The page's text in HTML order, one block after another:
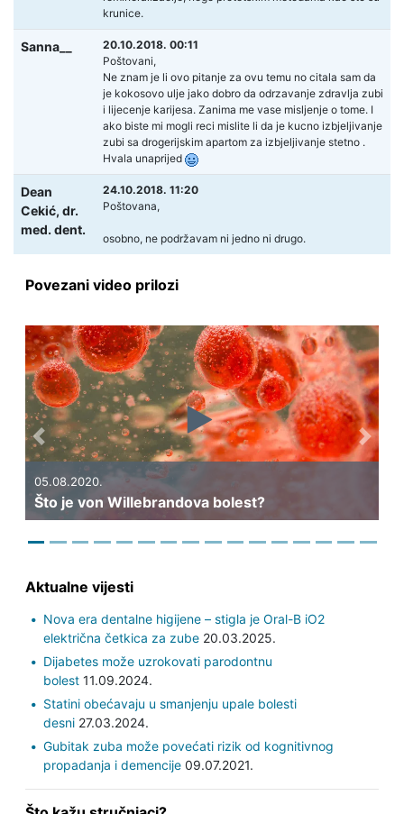
krunice.
Sanna__
20.10.2018. 00:11
Poštovani,
Ne znam je li ovo pitanje za ovu temu no citala sam da
je kokosovo ulje jako dobro da odrzavanje zdravlja zubi
i lijecenje karijesa. Zanima me vase misljenje o tome. I
ako biste mi mogli reci mislite li da je kucno izbjeljivanje
zubi sa drogerijskim apartom za izbjeljivanje stetno .
Hvala unaprijed
Dean
Cekić, dr.
med. dent.
24.10.2018. 11:20
Poštovana,
osobno, ne podržavam ni jedno ni drugo.
Povezani video prilozi
05.08.2020.
Što je von Willebrandova bolest?
Previous Next
Aktualne vijesti
Nova era dentalne higijene – stigla je Oral-B iO2
električna četkica za zube20.03.2025.
Dijabetes može uzrokovati parodontnu
bolest11.09.2024.
Statini obećavaju u smanjenju upale bolesti
desni27.03.2024.
Gubitak zuba može povećati rizik od kognitivnog
propadanja i demencije09.07.2021.